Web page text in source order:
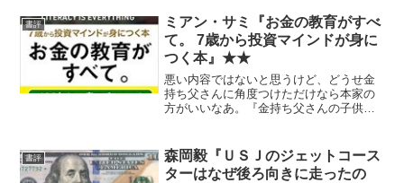
書評
ミアン・サミ『お金の教育がすべ
て。 7歳から投資マインドが身に
つく本』★★
悪い内容ではないと思うけど、どうせ金
持ち父さんに角度つけただけなら本家の
方がいいなあ。『金持ち父さんの子供は
書評
森岡毅『ＵＳＪのジェットコース
ターはなぜ後ろ向きに走ったの